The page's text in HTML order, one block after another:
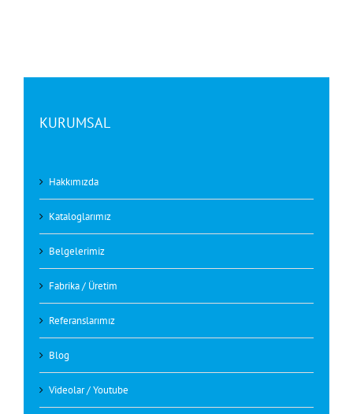
KURUMSAL
Hakkımızda
Kataloglarımız
Belgelerimiz
Fabrika / Üretim
Referanslarımız
Blog
Videolar / Youtube